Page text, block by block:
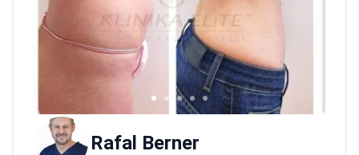
Rafal Berner